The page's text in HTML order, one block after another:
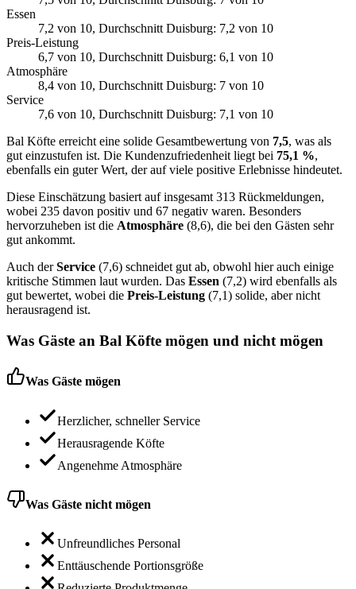
Essen
7,2 von 10, Durchschnitt Duisburg: 7,2 von 10
Preis-Leistung
6,7 von 10, Durchschnitt Duisburg: 6,1 von 10
Atmosphäre
8,4 von 10, Durchschnitt Duisburg: 7 von 10
Service
7,6 von 10, Durchschnitt Duisburg: 7,1 von 10
Bal Köfte erreicht eine solide Gesamtbewertung von 7,5, was als
gut einzustufen ist. Die Kundenzufriedenheit liegt bei 75,1 %,
ebenfalls ein guter Wert, der auf viele positive Erlebnisse hindeutet.
Diese Einschätzung basiert auf insgesamt 313 Rückmeldungen,
wobei 235 davon positiv und 67 negativ waren. Besonders
hervorzuheben ist die Atmosphäre (8,6), die bei den Gästen sehr
gut ankommt.
Auch derService (7,6) schneidet gut ab, obwohl hier auch einige
kritische Stimmen laut wurden. Das Essen (7,2) wird ebenfalls als
gut bewertet, wobei die Preis-Leistung (7,1) solide, aber nicht
herausragend ist.
Was Gäste an Bal Köfte mögen und nicht mögen
Was Gäste mögen
Herzlicher, schneller Service
Herausragende Köfte
Angenehme Atmosphäre
Was Gäste nicht mögen
Unfreundliches Personal
Enttäuschende Portionsgröße